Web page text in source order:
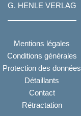
G. HENLE VERLAG
Mentions légales
Conditions générales
Protection des données
Détaillants
Contact
Rétractation